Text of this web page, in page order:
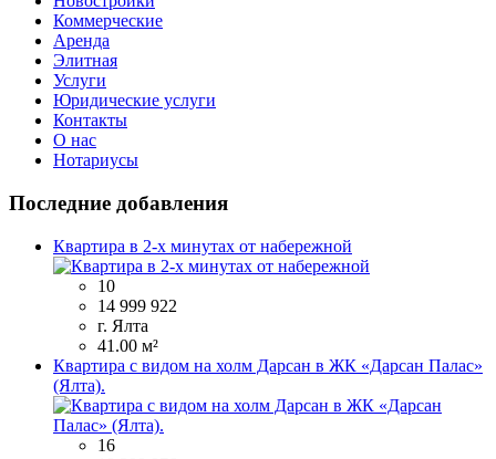
Коммерческие
Аренда
Элитная
Услуги
Юридические услуги
Контакты
О нас
Нотариусы
Последние добавления
Квартира в 2-х минутах от набережной
10
14 999 922
г. Ялта
41.00 м²
Квартира с видом на холм Дарсан в ЖК «Дарсан Палас»
(Ялта).
16